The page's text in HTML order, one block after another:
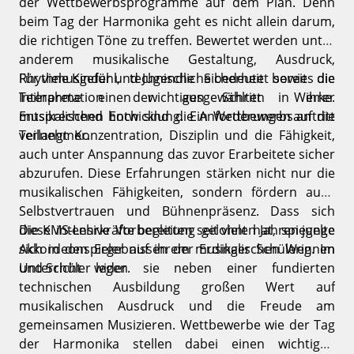
beim Tag der Harmonika geht es nicht allein darum,
die richtigen Töne zu treffen. Bewertet werden unter
anderem musikalische Gestaltung, Ausdruck,
Rhythmusgefühl, technische Sicherheit sowie die
Interpretation der ausgewählten Werke.
Entsprechend hoch sind die Anforderungen an die
Teilnehmer.
Für viele Kinder und Jugendliche bedeutet bereits die
Teilnahme einen wichtigen Schritt in ihrer
musikalischen Entwicklung. Ein Wettbewerbsauftritt
verlangt Konzentration, Disziplin und die Fähigkeit,
auch unter Anspannung das zuvor Erarbeitete sicher
abzurufen. Diese Erfahrungen stärken nicht nur die
musikalischen Fähigkeiten, sondern fördern auch
Selbstvertrauen und Bühnenpräsenz. Dass sich
diese intensive Vorbereitung gelohnt hat, spiegelte
sich in den Ergebnissen der Erdinger Schülerinnen
und Schüler wider.
Die KMS-Lehrkräfte begleiten seit vielen Jahren junge
Akkordeonspieler auf ihrem musikalischen Weg. Im
Unterricht legen sie neben einer fundierten
technischen Ausbildung großen Wert auf
musikalischen Ausdruck und die Freude am
gemeinsamen Musizieren. Wettbewerbe wie der Tag
der Harmonika stellen dabei einen wichtigen